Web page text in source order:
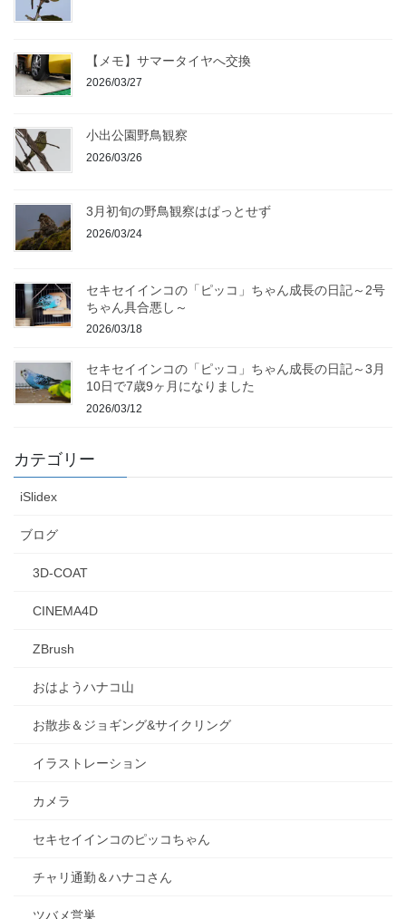
【メモ】サマータイヤへ交換
2026/03/27
小出公園野鳥観察
2026/03/26
3月初旬の野鳥観察はぱっとせず
2026/03/24
セキセイインコの「ピッコ」ちゃん成長の日記～2号
ちゃん具合悪し～
2026/03/18
セキセイインコの「ピッコ」ちゃん成長の日記～3月
10日で7歳9ヶ月になりました
2026/03/12
カテゴリー
iSlidex
ブログ
3D-COAT
CINEMA4D
ZBrush
おはようハナコ山
お散歩＆ジョギング&サイクリング
イラストレーション
カメラ
セキセイインコのピッコちゃん
チャリ通勤＆ハナコさん
ツバメ営巣